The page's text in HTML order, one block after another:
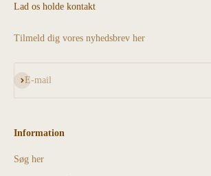
Lad os holde kontakt
Tilmeld dig vores nyhedsbrev her
E-mail
Abonnér
Information
Søg her